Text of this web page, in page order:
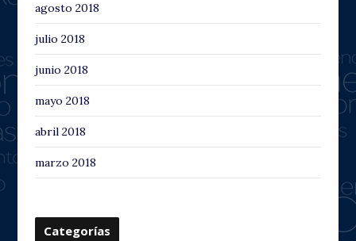
agosto 2018
julio 2018
junio 2018
mayo 2018
abril 2018
marzo 2018
Categorías